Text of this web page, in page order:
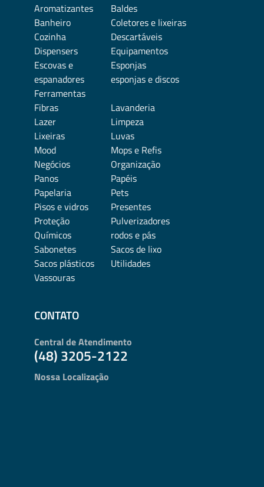
Aromatizantes
Baldes
Banheiro
Coletores e lixeiras
Cozinha
Descartáveis
Dispensers
Equipamentos
Escovas e
espanadores
Esponjas
esponjas e discos
Ferramentas
Fibras
Lavanderia
Lazer
Limpeza
Lixeiras
Luvas
Mood
Mops e Refis
Negócios
Organização
Panos
Papéis
Papelaria
Pets
Pisos e vidros
Presentes
Proteção
Pulverizadores
Químicos
rodos e pás
Sabonetes
Sacos de lixo
Sacos plásticos
Utilidades
Vassouras
CONTATO
Central de Atendimento
(48) 3205-2122
Nossa Localização